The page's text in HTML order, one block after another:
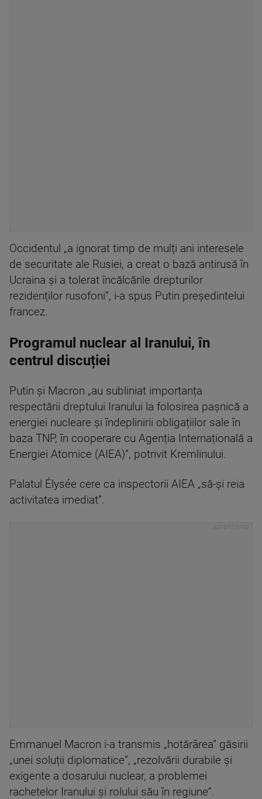
Occidentul „a ignorat timp de mulți ani interesele
de securitate ale Rusiei, a creat o bază antirusă în
Ucraina și a tolerat încălcările drepturilor
rezidenților rusofoni”, i-a spus Putin președintelui
francez.
Programul nuclear al Iranului, în
centrul discuției
Putin și Macron „au subliniat importanța
respectării dreptului Iranului la folosirea pașnică a
energiei nucleare și îndeplinirii obligațiilor sale în
baza TNP, în cooperare cu Agenția Internațională a
Energiei Atomice (AIEA)”, potrivit Kremlinului.
Palatul Élysée cere ca inspectorii AIEA „să-și reia
activitatea imediat”.
Emmanuel Macron i-a transmis „hotărârea” găsirii
„unei soluții diplomatice”, „rezolvării durabile și
exigente a dosarului nuclear, a problemei
rachetelor Iranului și rolului său în regiune”.